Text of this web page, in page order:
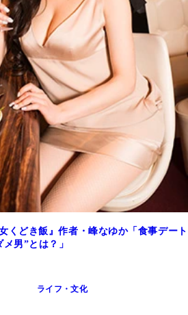
くどき飯』作者・峰なゆか「食事デート
男”とは？」
ライフ・文化